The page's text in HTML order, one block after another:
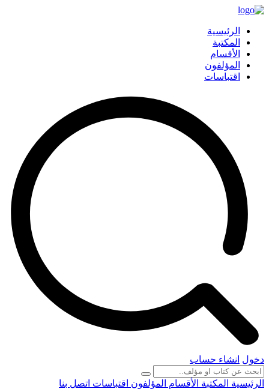
الرئيسية
المكتبة
الأقسام
المؤلفون
اقتباسات
دخول انشاء حساب
الرئيسية المكتبة الأقسام المؤلفون اقتباسات اتصل بنا